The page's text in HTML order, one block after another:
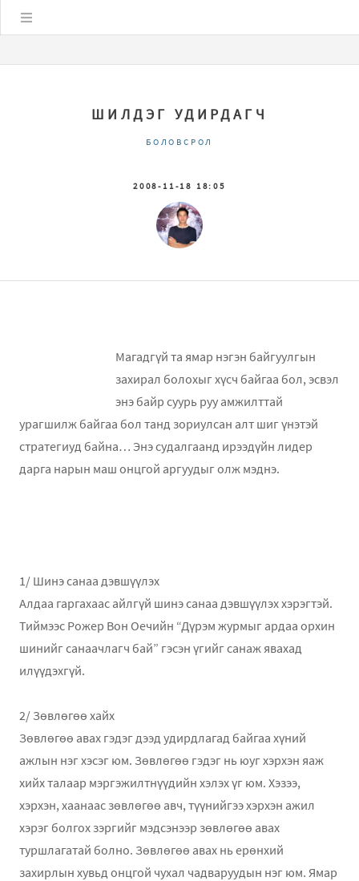
ШИЛДЭГ УДИРДАГЧ
БОЛОВСРОЛ
2008-11-18 18:05
Магадгүй та ямар нэгэн байгуулгын
захирал болохыг хүсч байгаа бол, эсвэл
энэ байр суурь руу амжилттай
урагшилж байгаа бол танд зориулсан алт шиг үнэтэй
стратегиуд байна… Энэ судалгаанд ирээдүйн лидер
дарга нарын маш онцгой аргуудыг олж мэднэ.
1/ Шинэ санаа дэвшүүлэх
Алдаа гаргахаас айлгүй шинэ санаа дэвшүүлэх хэрэгтэй.
Тиймээс Рожер Вон Оечийн “Дүрэм журмыг ардаа орхин
шинийг санаачлагч бай” гэсэн үгийг санаж явахад
илүүдэхгүй.
2/ Зөвлөгөө хайх
Зөвлөгөө авах гэдэг дээд удирдлагад байгаа хүний
ажлын нэг хэсэг юм. Зөвлөгөө гэдэг нь юуг хэрхэн яаж
хийх талаар мэргэжилтнүүдийн хэлэх үг юм. Хэзээ,
хэрхэн, хаанаас зөвлөгөө авч, түүнийгээ хэрхэн ажил
хэрэг болгох зэргийг мэдсэнээр зөвлөгөө авах
туршлагатай болно. Зөвлөгөө авах нь ерөнхий
захирлын хувьд онцгой чухал чадваруудын нэг юм. Ямар